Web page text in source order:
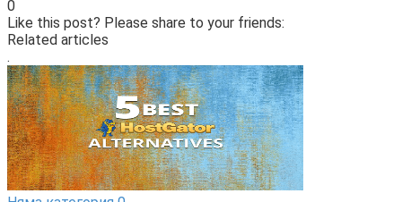
0
Like this post? Please share to your friends:
Related articles
.